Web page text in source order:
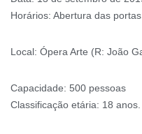
Horários: Abertura das
Local: Ópera Arte (R: João
Capacidade: 500 pessoas
Classificação etária: 18 anos.